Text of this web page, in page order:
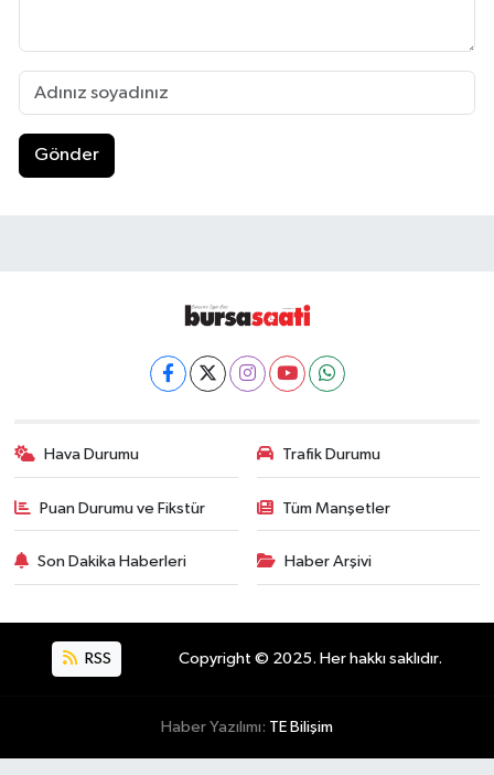
Gönder
Hava Durumu Trafik Durumu
Puan Durumu ve Fikstür Tüm Manşetler
Son Dakika Haberleri Haber Arşivi
RSS Copyright © 2025. Her hakkı saklıdır.
Haber Yazılımı: TE Bilişim